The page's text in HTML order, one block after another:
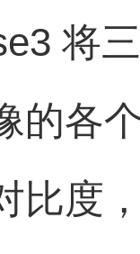
将
的各
比度